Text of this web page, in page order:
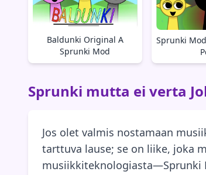
Baldunki Original A
Sprunki Mod
Sprunki
Sprunki mutta ei verta
Jos olet valmis nostamaan
tarttuva lause; se on liike, joka
musiikkiteknologiasta—Sprunki